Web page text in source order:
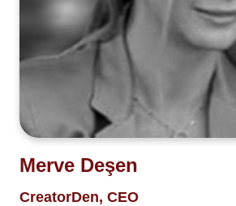
Merve Deşen
CreatorDen, CEO